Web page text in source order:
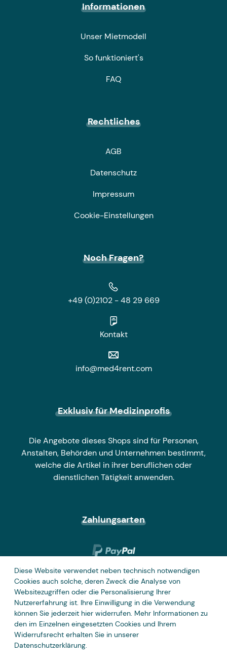
Informationen
Unser Mietmodell
So funktioniert's
FAQ
Rechtliches
AGB
Datenschutz
Impressum
Cookie-Einstellungen
Noch Fragen?
+49 (0)2102 - 48 29 669
Kontakt
info@med4rent.com
Exklusiv für Medizinprofis
Die Angebote dieses Shops sind für Personen,
Anstalten, Behörden und Unternehmen bestimmt,
welche die Artikel in ihrer beruflichen oder
dienstlichen Tätigkeit anwenden.
Zahlungsarten
Diese Website verwendet neben technisch notwendigen
Cookies auch solche, deren Zweck die Analyse von
Websitezugriffen oder die Personalisierung Ihrer
Nutzererfahrung ist. Ihre Einwilligung in die Verwendung
können Sie jederzeit hier widerrufen. Mehr Informationen zu
den im Einzelnen eingesetzten Cookies und Ihrem
Widerrufsrecht erhalten Sie in unserer
Datenschutzerklärung.